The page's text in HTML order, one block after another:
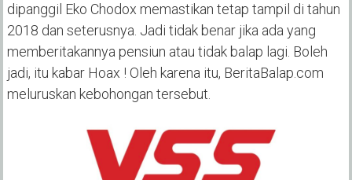
dipanggil Eko Chodox memastikan tetap tampil di tahun
2018 dan seterusnya. Jadi tidak benar jika ada yang
memberitakannya pensiun atau tidak balap lagi. Boleh
jadi, itu kabar Hoax ! Oleh karena itu, BeritaBalap.com
meluruskan kebohongan tersebut.